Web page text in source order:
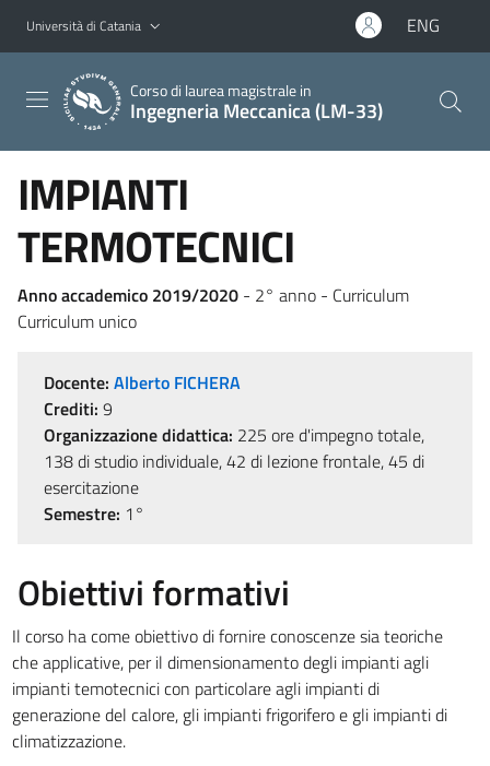
Vai al contenuto principale
Vai al menu di navigazione
Università di Catania ENG
Corso di laurea magistrale in
Ingegneria Meccanica (LM-33)
IMPIANTI
TERMOTECNICI
Anno accademico 2019/2020 - 2° anno - Curriculum
Curriculum unico
Docente: Alberto FICHERA
Crediti: 9
Organizzazione didattica: 225 ore d'impegno totale,
138 di studio individuale, 42 di lezione frontale, 45 di
esercitazione
Semestre: 1°
Obiettivi formativi
Il corso ha come obiettivo di fornire conoscenze sia teoriche
che applicative, per il dimensionamento degli impianti agli
impianti temotecnici con particolare agli impianti di
generazione del calore, gli impianti frigorifero e gli impianti di
climatizzazione.